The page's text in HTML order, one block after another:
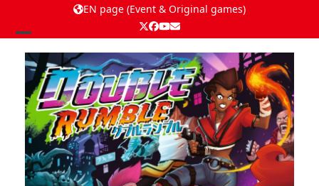
EN page (Event & Original games)
Twitter
Facebook
YouTube
Email
Open
mobile
menu
Close
mobile
menu